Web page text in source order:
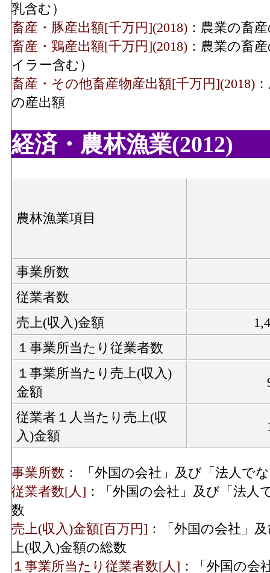
乳含む）
畜産・豚産出額[千万円](2018) ：農業の畜
畜産・鶏産出額[千万円](2018) ：農業の畜
イラー含む）
畜産・その他畜産物産出額[千万円](2018)
の産出額
経済・農林漁業(2012)
農林漁業項目
事業所数
従業者数
売上(収入)金額
１事業所当たり従業者数
１事業所当たり売上(収入)
金額
従業者１人当たり売上(収
入)金額
事業所数 ： 「外国の会社」及び「法人で
従業者数[人] ：「外国の会社」及び「法
数
売上(収入)金額[百万円] ：「外国の会社」
上(収入)金額の総数
１事業所当たり従業者数[人] ：「外国の会